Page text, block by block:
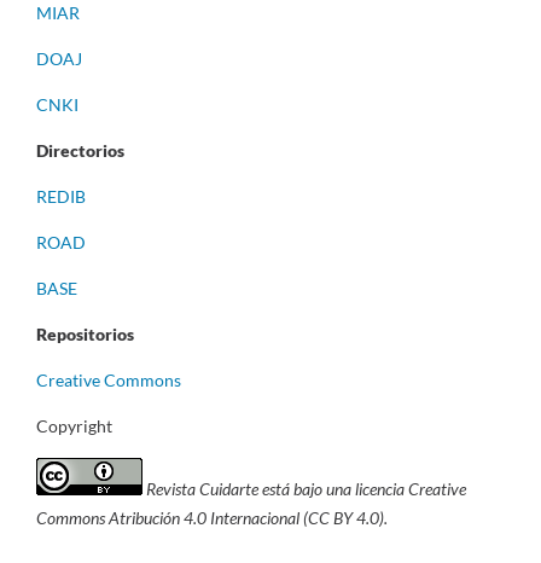
MIAR
DOAJ
CNKI
Directorios
REDIB
ROAD
BASE
Repositorios
Creative Commons
Copyright
Revista Cuidarte está bajo una licencia Creative
Commons Atribución 4.0 Internacional (CC BY 4.0).